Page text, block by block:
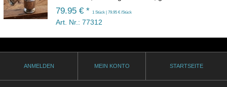
79.95 € * 1 Stück | 79.95 € /Stück
Art. Nr.: 77312
ANMELDEN MEIN KONTO STARTSEITE